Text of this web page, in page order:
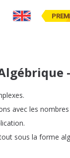
.
avec les nombres
.
sous la forme